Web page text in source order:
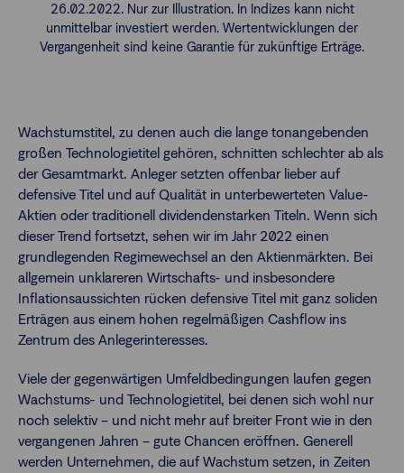
26.02.2022. Nur zur Illustration. In Indizes kann nicht
unmittelbar investiert werden. Wertentwicklungen der
Vergangenheit sind keine Garantie für zukünftige Erträge.
Wachstumstitel, zu denen auch die lange tonangebenden
großen Technologietitel gehören, schnitten schlechter ab als
der Gesamtmarkt. Anleger setzten offenbar lieber auf
defensive Titel und auf Qualität in unterbewerteten Value-
Aktien oder traditionell dividendenstarken Titeln. Wenn sich
dieser Trend fortsetzt, sehen wir im Jahr 2022 einen
grundlegenden Regimewechsel an den Aktienmärkten. Bei
allgemein unklareren Wirtschafts- und insbesondere
Inflationsaussichten rücken defensive Titel mit ganz soliden
Erträgen aus einem hohen regelmäßigen Cashflow ins
Zentrum des Anlegerinteresses.
Viele der gegenwärtigen Umfeldbedingungen laufen gegen
Wachstums- und Technologietitel, bei denen sich wohl nur
noch selektiv – und nicht mehr auf breiter Front wie in den
vergangenen Jahren – gute Chancen eröffnen. Generell
werden Unternehmen, die auf Wachstum setzen, in Zeiten